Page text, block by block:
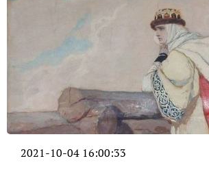
2021-10-04 16:00:33